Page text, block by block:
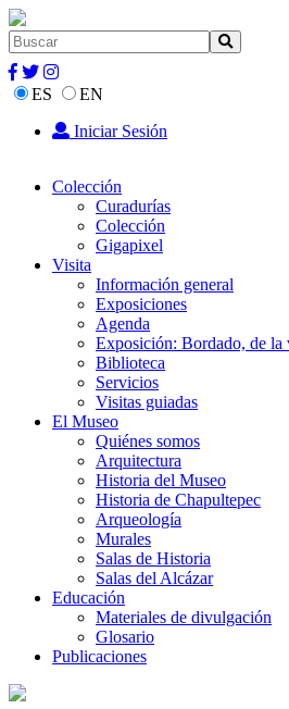
ES
EN
Iniciar Sesión
Colección
Curadurías
Colección
Gigapixel
Visita
Información general
Exposiciones
Agenda
Exposición: Bordado, de la
Biblioteca
Servicios
Visitas guiadas
El Museo
Quiénes somos
Arquitectura
Historia del Museo
Historia de Chapultepec
Arqueología
Murales
Salas de Historia
Salas del Alcázar
Educación
Materiales de divulgación
Glosario
Publicaciones